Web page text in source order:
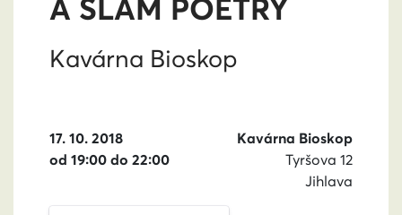
A SLAM POETRY
Kavárna Bioskop
17. 10. 2018
od 19:00 do 22:00
Kavárna Bioskop
Tyršova 12
Jihlava